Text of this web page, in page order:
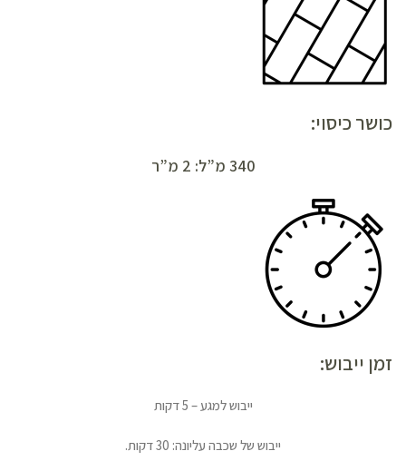
כושר כיסוי:
340 מ”ל: 2 מ”ר
זמן ייבוש:
ייבוש למגע – 5 דקות
ייבוש של שכבה עליונה: 30 דקות.